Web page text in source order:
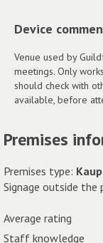
Device
Venue used by
meetings. Only
should check with
available, before
Premises
Premises type:
Signage outside the
Average rating
Staff knowledge